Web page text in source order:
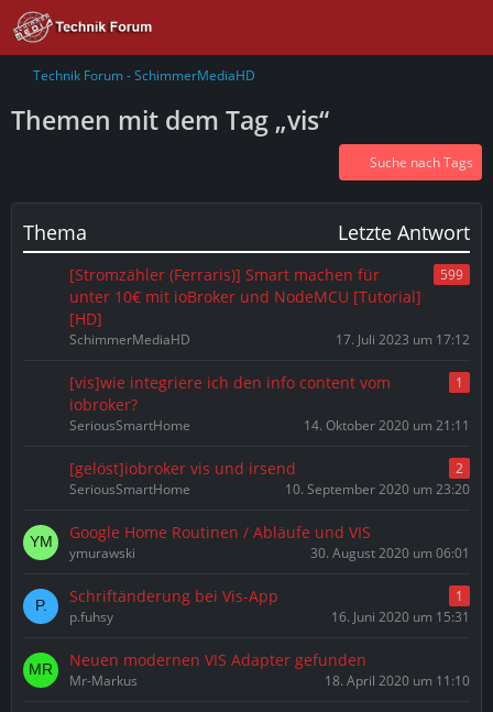
Technik Forum - SchimmerMediaHD
Themen mit dem Tag „vis“
Suche nach Tags
Thema Letzte Antwort
[Stromzähler (Ferraris)] Smart machen für
unter 10€ mit ioBroker und NodeMCU [Tutorial]
[HD]
599
SchimmerMediaHD 17. Juli 2023 um 17:12
[vis]wie integriere ich den info content vom
iobroker?
1
SeriousSmartHome 14. Oktober 2020 um 21:11
[gelöst]iobroker vis und irsend
2
SeriousSmartHome
10. September 2020 um 23:20
Google Home Routinen / Abläufe und VIS
ymurawski 30. August 2020 um 06:01
Schriftänderung bei Vis-App
1
p.fuhsy
16. Juni 2020 um 15:31
Neuen modernen VIS Adapter gefunden
Mr-Markus 18. April 2020 um 11:10